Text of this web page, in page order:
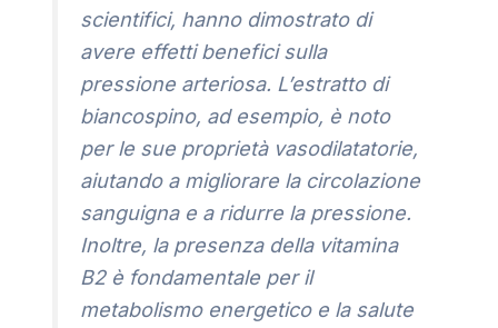
scientifici, hanno dimostrato di
avere effetti benefici sulla
pressione arteriosa. L’estratto di
biancospino, ad esempio, è noto
per le sue proprietà vasodilatatorie,
aiutando a migliorare la circolazione
sanguigna e a ridurre la pressione.
Inoltre, la presenza della vitamina
B2 è fondamentale per il
metabolismo energetico e la salute